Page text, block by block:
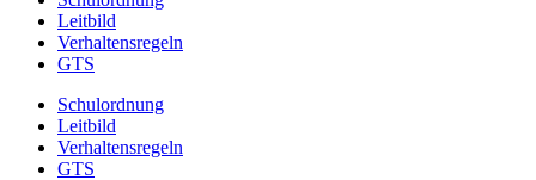
Leitbild
Verhaltensregeln
GTS
Schulordnung
Leitbild
Verhaltensregeln
GTS